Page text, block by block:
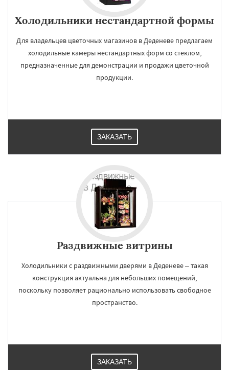
Холодильники нестандартной формы
Для владельцев цветочных магазинов в Деденеве предлагаем
холодильные камеры нестандартных форм со стеклом,
предназначенные для демонстрации и продажи цветочной
продукции.
ЗАКАЗАТЬ
Раздвижные витрины
Холодильники с раздвижными дверями в Деденеве – такая
конструкция актуальна для небольших помещений,
поскольку позволяет рационально использовать свободное
пространство.
ЗАКАЗАТЬ